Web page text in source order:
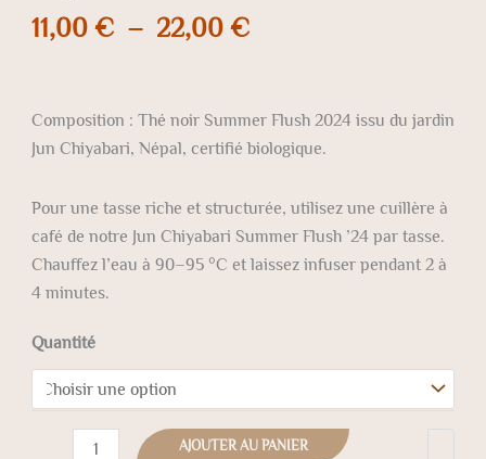
11,00 € – 22,00 €
Composition : Thé noir Summer Flush 2024 issu du jardin
Jun Chiyabari, Népal, certifié biologique.
Pour une tasse riche et structurée, utilisez une cuillère à
café de notre Jun Chiyabari Summer Flush ’24 par tasse.
Chauffez l’eau à 90–95 °C et laissez infuser pendant 2 à
4 minutes.
Quantité
AJOUTER AU PANIER